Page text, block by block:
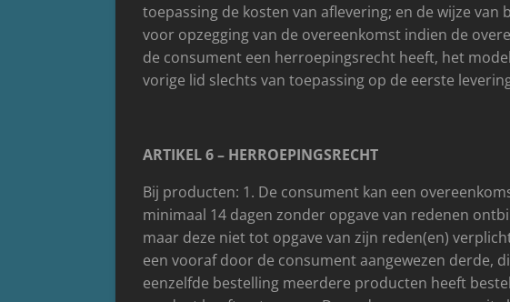
toepassing de kosten van aflevering; en de wijze
voor opzegging van de overeenkomst indien de
de consument een herroepingsrecht heeft, het
vorige lid slechts van toepassing op de eerste
ARTIKEL 6 – HERROEPINGSRECHT
Bij producten: 1. De consument kan een
minimaal 14 dagen zonder opgave van redenen
maar deze niet tot opgave van zijn reden(en)
een vooraf door de consument aangewezen derde,
eenzelfde bestelling meerdere producten heeft